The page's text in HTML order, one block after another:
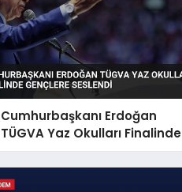
Cumhurbaşkanı Erdoğan
TÜGVA Yaz Okulları Finalinde
Gençlere Seslendi